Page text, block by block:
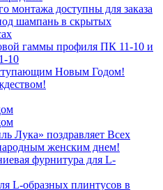
монтажа доступны для заказа
шампань в скрытых
гаммы профиля ПК 11-10 и
10
Новым Годом!
Лука» поздравляет Всех
женским днем!
фурнитура для L-
L-образных плинтусов в